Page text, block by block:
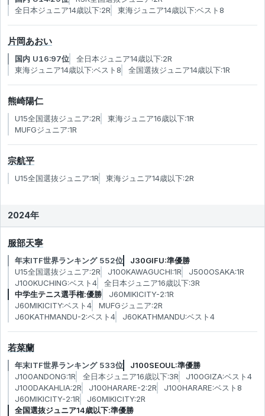
全日本ジュニア14歳以下:2R
東海ジュニア14歳以下:ベスト8
片岡あおい
国内 U16:97位
全日本ジュニア14歳以下:2R
東海ジュニア14歳以下:ベスト8
全国選抜ジュニア14歳以下:1R
熊崎陽仁
U15全国選抜ジュニア:2R
東海ジュニア16歳以下:1R
MUFGジュニア:1R
宗航平
U15全国選抜ジュニア:1R 東海ジュニア14歳以下:2R
2024年
服部天寧
年末ITF世界ランキング 552位
J30GIFU:準優勝
U15全国選抜ジュニア:2R
J100KAWAGUCHI:1R
J500OSAKA:1R
J100KUCHING:ベスト4
全日本ジュニア16歳以下:3R
中学生テニス選手権:優勝
J60MIKICITY-2:1R
J60MIKICITY:ベスト4
MUFGジュニア:2R
J60KATHMANDU-2:ベスト4
J60KATHMANDU:ベスト4
若菜蘭
年末ITF世界ランキング 533位
J100SEOUL:準優勝
J100ANDONG:1R
全日本ジュニア16歳以下:3R
J100GIZA:ベスト4
J100DAKAHLIA:2R
J100HARARE-2:2R
J100HARARE:ベスト8
J60MIKICITY-2:1R
J60MIKICITY:2R
全国選抜ジュニア14歳以下:準優勝